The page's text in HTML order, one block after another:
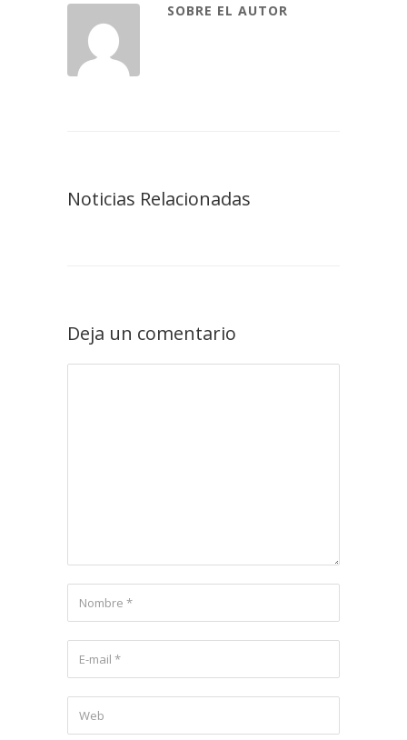
SOBRE EL AUTOR
Noticias Relacionadas
Deja un comentario